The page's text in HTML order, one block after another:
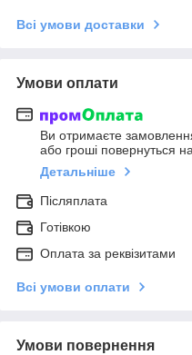
Всі умови доставки
Умови оплати
Ви отримаєте
або гроші повернуться
Детальніше
Післяплата
Готівкою
Оплата за реквізитами
Всі умови оплати
Умови повернення